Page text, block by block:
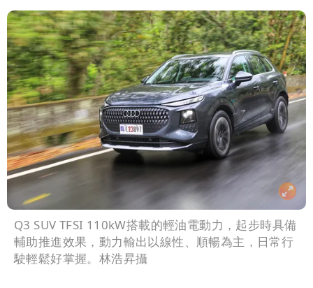
Q3 SUV TFSI 110kW搭載的輕油電動力，起步時具備
輔助推進效果，動力輸出以線性、順暢為主，日常行
駛輕鬆好掌握。林浩昇攝